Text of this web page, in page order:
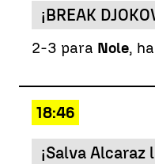
¡BREAK
2-3 para Nole,
18:46
¡Salva Alcaraz